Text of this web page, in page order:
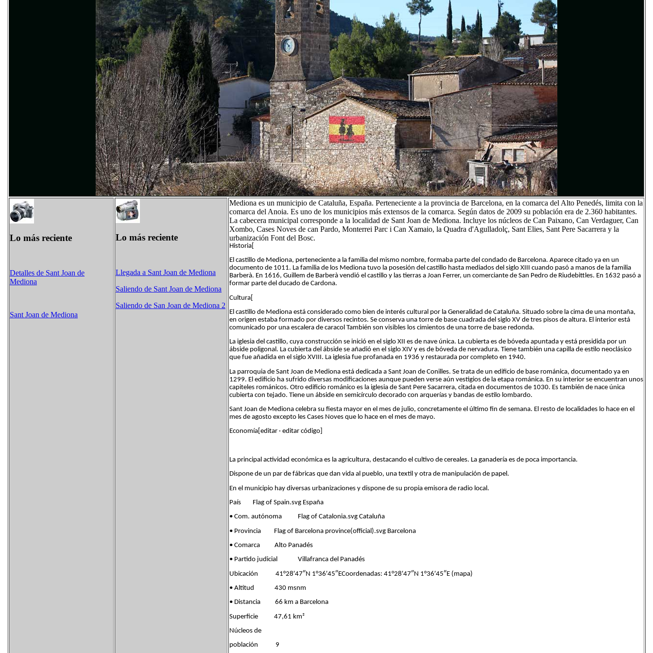
Lo más reciente
Detalles de Sant Joan de
Mediona
Sant Joan de Mediona
Lo más reciente
Llegada a Sant Joan de Mediona
Saliendo de Sant Joan de Mediona
Saliendo de San Joan de Mediona 2
Mediona es un municipio de Cataluña, España. Perteneciente a la provincia de Barcelona, en la comarca del Alto Penedés, limita con la
comarca del Anoia. Es uno de los municipios más extensos de la comarca. Según datos de 2009 su población era de 2.360 habitantes.
La cabecera municipal corresponde a la localidad de Sant Joan de Mediona. Incluye los núcleos de Can Paixano, Can Verdaguer, Can
Xombo, Cases Noves de can Pardo, Monterrei Parc i Can Xamaio, la Quadra d'Agulladolç, Sant Elies, Sant Pere Sacarrera y la
urbanización Font del Bosc.
Historia[
El castillo de Mediona, perteneciente a la familia del mismo nombre, formaba parte del condado de Barcelona. Aparece citado ya en un
documento de 1011. La familia de los Mediona tuvo la posesión del castillo hasta mediados del siglo XIII cuando pasó a manos de la familia
Barberà. En 1616, Guillem de Barberà vendió el castillo y las tierras a Joan Ferrer, un comerciante de San Pedro de Riudebittles. En 1632 pasó a
formar parte del ducado de Cardona.
Cultura[
El castillo de Mediona está considerado como bien de interés cultural por la Generalidad de Cataluña. Situado sobre la cima de una montaña,
en origen estaba formado por diversos recintos. Se conserva una torre de base cuadrada del siglo XV de tres pisos de altura. El interior está
comunicado por una escalera de caracol También son visibles los cimientos de una torre de base redonda.
La iglesia del castillo, cuya construcción se inició en el siglo XII es de nave única. La cubierta es de bóveda apuntada y está presidida por un
ábside poligonal. La cubierta del ábside se añadió en el siglo XIV y es de bóveda de nervadura. Tiene también una capilla de estilo neoclásico
que fue añadida en el siglo XVIII. La iglesia fue profanada en 1936 y restaurada por completo en 1940.
La parroquia de Sant Joan de Mediona está dedicada a Sant Joan de Conilles. Se trata de un edificio de base románica, documentado ya en
1299. El edificio ha sufrido diversas modificaciones aunque pueden verse aún vestigios de la etapa románica. En su interior se encuentran unos
capiteles románicos. Otro edificio románico es la iglesia de Sant Pere Sacarrera, citada en documentos de 1030. Es también de nace única
cubierta con tejado. Tiene un ábside en semicírculo decorado con arquerías y bandas de estilo lombardo.
Sant Joan de Mediona celebra su fiesta mayor en el mes de julio, concretamente el último fin de semana. El resto de localidades lo hace en el
mes de agosto excepto les Cases Noves que lo hace en el mes de mayo.
Economía[editar · editar código]
La principal actividad económica es la agricultura, destacando el cultivo de cereales. La ganadería es de poca importancia.
Dispone de un par de fábricas que dan vida al pueblo, una textil y otra de manipulación de papel.
En el municipio hay diversas urbanizaciones y dispone de su propia emisora de radio local.
País Flag of Spain.svg España
• Com. autónoma Flag of Catalonia.svg Cataluña
• Provincia Flag of Barcelona province(official).svg Barcelona
• Comarca Alto Panadés
• Partido judicial Villafranca del Panadés
Ubicación 41°28′47″N 1°36′45″ECoordenadas: 41°28′47″N 1°36′45″E (mapa)
• Altitud 430 msnm
• Distancia 66 km a Barcelona
Superficie 47,61 km²
Núcleos de
población 9